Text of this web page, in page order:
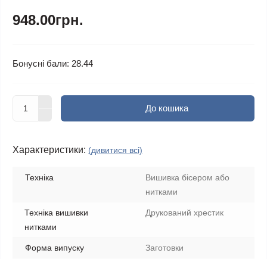
948.00грн.
Бонусні бали: 28.44
До кошика
Характеристики: (дивитися всі)
Техніка
Вишивка бісером або
нитками
Техніка вишивки
нитками
Друкований хрестик
Форма випуску Заготовки